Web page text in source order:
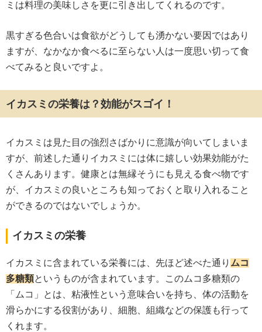
ミは料理の美味しさを更に引き出してくれるのです。
黒すぎる色合いは食欲がどうしても湧かない要因ではあり
ますが、なかなか食べるに至らない人は一度思い切って食
べてみると良いですよ。
イカスミの栄養は？効能がスゴイ！
イカスミは見た目の強烈さばかりに意識が向いてしまいま
すが、前述した通りイカスミには体に嬉しい効果効能がた
くさんあります。健康とは無縁そうにも見える食べ物です
が、イカスミの良いところも知っておくと取り入れること
ができるのではないでしょうか。
イカスミの栄養
イカスミに含まれている栄養には、先ほど述べた通り ムコ
多糖類というものが含まれています。このムコ多糖類の
「ムコ」とは、粘液性という意味合いを持ち、体の活動を
滑らかにする役割があり、細胞、組織などの保護も行って
くれます。